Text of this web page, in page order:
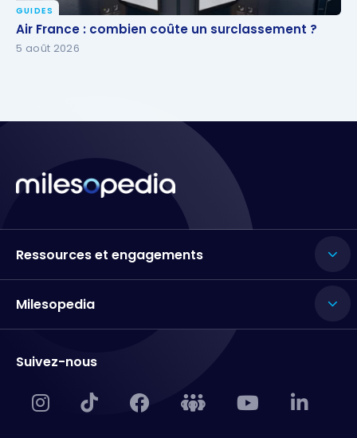
Air France : combien coûte un surclassement ?
GUIDES
Air France : combien coûte un surclassement ?
5 août 2026
Ressources et engagements
Milesopedia
Suivez-nous